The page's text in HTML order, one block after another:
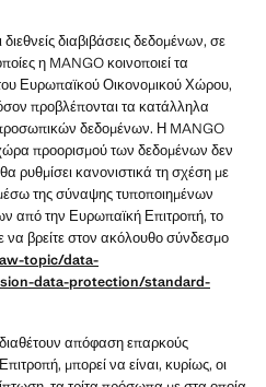
διαβιβάσεις δεδομένων, σε
η MANGO κοινοποιεί τα
Ευρωπαϊκού Οικονομικού Χώρου,
προβλέπονται τα κατάλληλα
δεδομένων. Η MANGO
προορισμού των δεδομένων δεν
ρυθμίσει κανονιστικά τη σχέση με
της σύναψης τυποποιημένων
από την Ευρωπαϊκή Επιτροπή, το
να βρείτε στον ακόλουθο σύνδεσμο
topic/data-
data-protection/standard-
απόφαση επαρκούς
μπορεί να είναι, κυρίως, οι